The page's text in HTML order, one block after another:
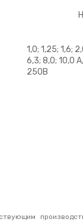
1,0; 1,25; 1,6;
6,3; 8,0; 10,0 А,
250В